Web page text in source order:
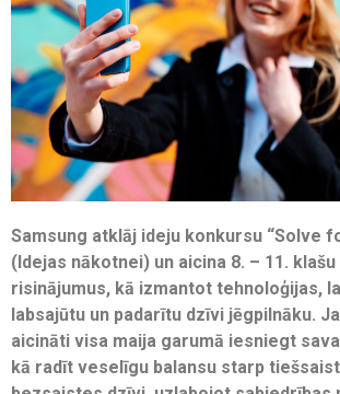
Samsung atklāj ideju konkursu “Solve
(Idejas nākotnei) un aicina 8. – 11.
risinājumus, kā izmantot tehnoloģijas,
labsajūtu un padarītu dzīvi jēgpilnāku.
aicināti visa maija garumā iesniegt
kā radīt veselīgu balansu starp